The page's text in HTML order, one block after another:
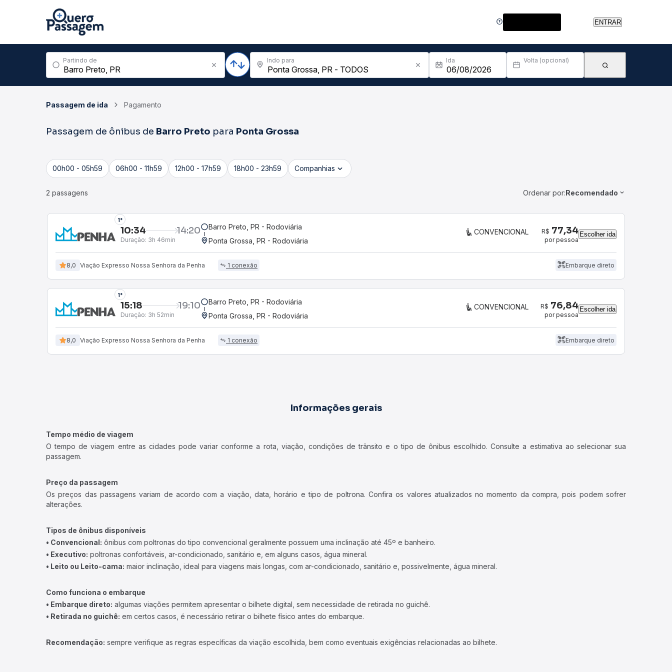
ENTRAR
Partindo de Indo para Ida Volta (opcional)
Passagem de ida Pagamento
Passagem de ônibus de Barro Preto para Ponta Grossa
00h00 - 05h59 06h00 - 11h59 12h00 - 17h59 18h00 - 23h59 Companhias
2 passagens Ordenar por:Recomendado
1°
10:34 14:20
Duração: 3h 46min
Barro Preto, PR - Rodoviária
Ponta Grossa, PR - Rodoviária
CONVENCIONAL R$ 77,34
por pessoa
Escolher ida
8,0 Viação Expresso Nossa Senhora da Penha 1 conexão Embarque direto
1°
15:18 19:10
Duração: 3h 52min
Barro Preto, PR - Rodoviária
Ponta Grossa, PR - Rodoviária
CONVENCIONAL R$ 76,84
por pessoa
Escolher ida
8,0 Viação Expresso Nossa Senhora da Penha 1 conexão Embarque direto
Informações gerais
Tempo médio de viagem
O tempo de viagem entre as cidades pode variar conforme a rota, viação, condições de trânsito e o tipo de ônibus escolhido. Consulte a estimativa ao selecionar sua
passagem.
Preço da passagem
Os preços das passagens variam de acordo com a viação, data, horário e tipo de poltrona. Confira os valores atualizados no momento da compra, pois podem sofrer
alterações.
Tipos de ônibus disponíveis
• Convencional: ônibus com poltronas do tipo convencional geralmente possuem uma inclinação até 45º e banheiro.
• Executivo: poltronas confortáveis, ar-condicionado, sanitário e, em alguns casos, água mineral.
• Leito ou Leito-cama: maior inclinação, ideal para viagens mais longas, com ar-condicionado, sanitário e, possivelmente, água mineral.
Como funciona o embarque
• Embarque direto: algumas viações permitem apresentar o bilhete digital, sem necessidade de retirada no guichê.
• Retirada no guichê: em certos casos, é necessário retirar o bilhete físico antes do embarque.
Recomendação: sempre verifique as regras específicas da viação escolhida, bem como eventuais exigências relacionadas ao bilhete.